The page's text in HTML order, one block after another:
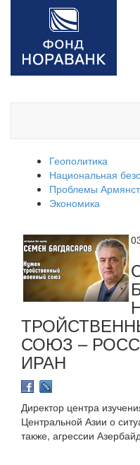
Геополитика
Национальная
Проблемы
Экономика
СОЮЗ –
ИРАН
Директор центра
Центральной Азии о
также, агрессии